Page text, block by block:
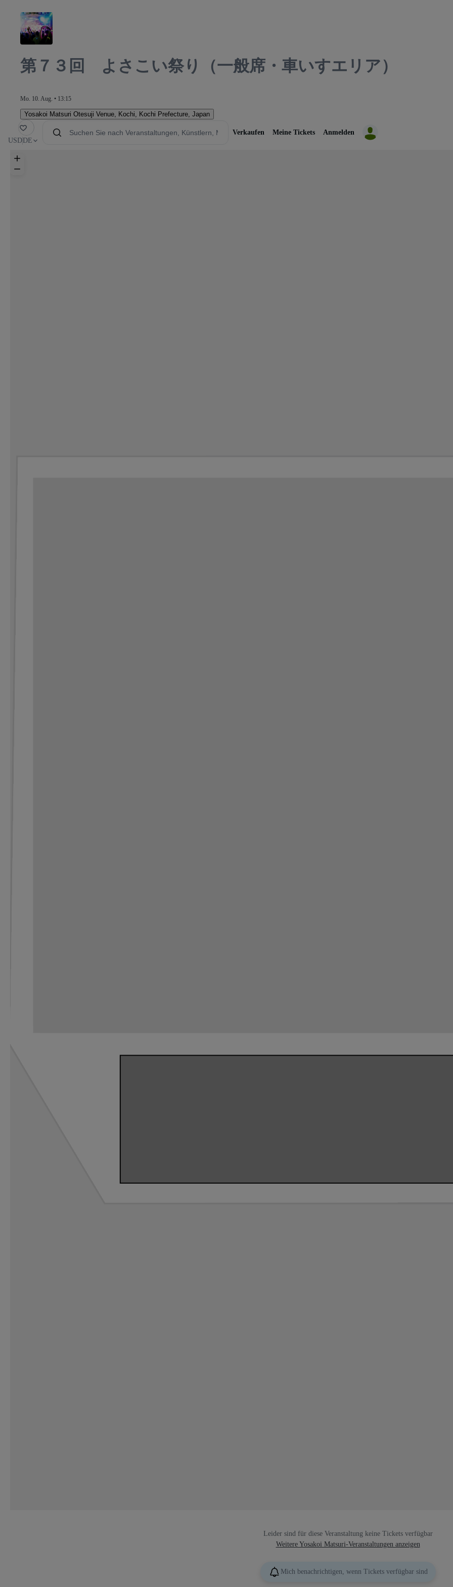
第７３回 よさこい祭り（一般席・車いすエリア）
Mo. 10. Aug. • 13:15
Yosakoi Matsuri Otesuji Venue Kochi, Kochi Prefecture, Japan
USD DE
Verkaufen Meine Tickets Anmelden
Leider sind für diese Veranstaltung keine Tickets verfügbar
Weitere Yosakoi Matsuri-Veranstaltungen anzeigen
Mich benachrichtigen, wenn Tickets verfügbar sind